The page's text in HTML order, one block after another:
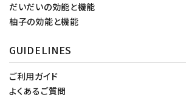
だいだいの効能と機能
柚子の効能と機能
GUIDELINES
ご利用ガイド
よくあるご質問